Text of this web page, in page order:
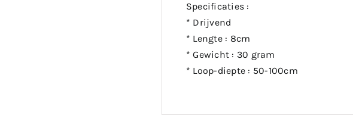
Specificaties :
* Drijvend
* Lengte : 8cm
* Gewicht : 30 gram
* Loop-diepte : 50-100cm